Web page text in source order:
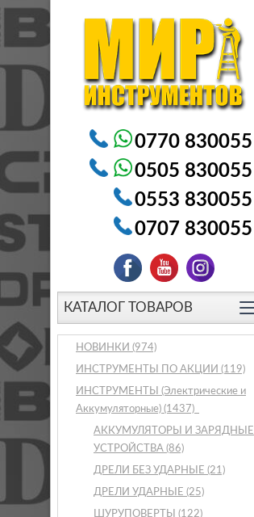
0770 830055
0505 830055
0553 830055
0707 830055
КАТАЛОГ ТОВАРОВ
НОВИНКИ (974)
ИНСТРУМЕНТЫ ПО АКЦИИ (119)
ИНСТРУМЕНТЫ (Электрические и
Аккумуляторные) (1437)
АККУМУЛЯТОРЫ И ЗАРЯДНЫЕ
УСТРОЙСТВА (86)
ДРЕЛИ БЕЗ УДАРНЫЕ (21)
ДРЕЛИ УДАРНЫЕ (25)
ШУРУПОВЕРТЫ (122)